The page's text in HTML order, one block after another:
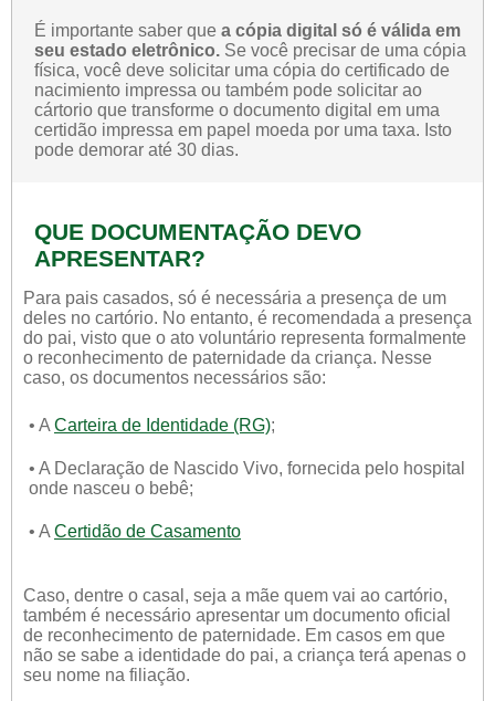
É importante saber que a cópia digital só é válida em
seu estado eletrônico. Se você precisar de uma cópia
física, você deve solicitar uma cópia do certificado de
nacimiento impressa ou também pode solicitar ao
cártorio que transforme o documento digital em uma
certidão impressa em papel moeda por uma taxa. Isto
pode demorar até 30 dias.
QUE DOCUMENTAÇÃO DEVO
APRESENTAR?
Para pais casados, só é necessária a presença de um
deles no cartório. No entanto, é recomendada a presença
do pai, visto que o ato voluntário representa formalmente
o reconhecimento de paternidade da criança. Nesse
caso, os documentos necessários são:
• A Carteira de Identidade (RG);
• A Declaração de Nascido Vivo, fornecida pelo hospital
onde nasceu o bebê;
• A Certidão de Casamento
Caso, dentre o casal, seja a mãe quem vai ao cartório,
também é necessário apresentar um documento oficial
de reconhecimento de paternidade. Em casos em que
não se sabe a identidade do pai, a criança terá apenas o
seu nome na filiação.